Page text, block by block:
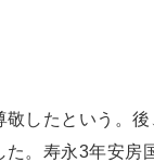
したという。
。寿永3年安房